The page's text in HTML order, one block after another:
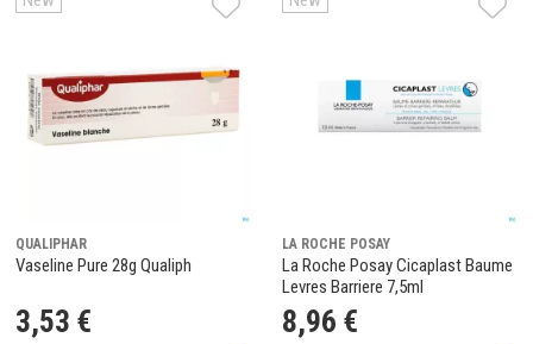
QUALIPHAR
Vaseline Pure 28g Qualiph
3,53 €
LA ROCHE POSAY
La Roche Posay Cicaplast Baume
Levres Barriere 7,5ml
8,96 €